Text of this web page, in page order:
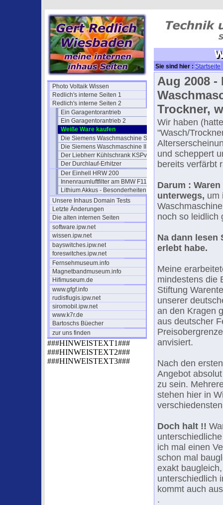
Photo Voltaik Wissen
Redlich's interne Seiten 1
Redlich's interne Seiten 2
Ein Garagentorantrieb
Ein Garagentorantrieb 2
Weiße Ware kaufen
Die Siemens Waschmaschine S16
Die Siemens Waschmaschine II
Der Liebherr Kühlschrank KSPv
Der Durchlauf-Erhitzer
Der Einhell HRW 200
Innenraumluftfilter am BMW F11
Lithium Akkus - Besonderheiten
Unsere Inhaus Domain Tests
Letzte Änderungen
Die alten internen Seiten
software.ipw.net
wissen.ipw.net
bayswitches.ipw.net
foreswitches.ipw.net
Fernsehmuseum.info
Magnetbandmuseum.info
Hifimuseum.de
www.gfgf.info
rudisflugis.ipw.net
siromobil.ipw.net
www.k7r.de
Bartoschs Büecher
zur uns finden
###HINWEISTEXT1###
###HINWEISTEXT2###
###HINWEISTEXT3###
Sie sind hier : Startseite
Aug 2008
Trockner,
Wir haben
"Wasch/
und scheppert
bereits verfärbt
Darum :
unterwegs, um
noch so leidlich
Na dann lesen
erlebt habe.
Meine
mindestens die
Stiftung
unserer
an den Kragen
aus deutscher
anvisiert.
Nach den
Angebot
zu sein.
stehen hier in
Doch halt !!
ich mal einen
schon mal
exakt
unterschiedlich
kommt auch
.